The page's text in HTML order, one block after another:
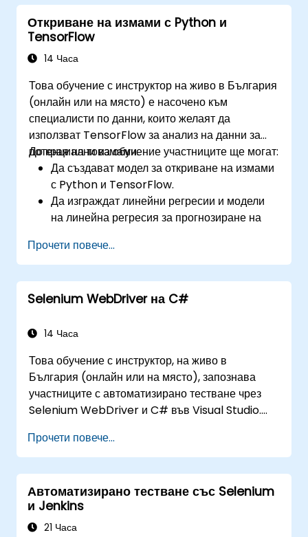
Свързват API с база данни чрез
SQLAlchemy.
Внедрят сигурност и удостоверяване в API,
използвайки инструментите на FastAPI.
внедряват уеб API на сървър в облак.
Откриване на измами с Python и
TensorFlow
14 Часа
Това обучение с инструктор на живо в България
(онлайн или на място) е насочено към
специалисти по данни, които желаят да
използват TensorFlow за анализ на данни за
потенциални измами.
До края на това обучение участниците ще могат:
Да създават модел за откриване на измами
с Python и TensorFlow.
Да изграждат линейни регресии и модели
на линейна регресия за прогнозиране на
Да разработят цялостно AI приложение за
анализ на данни за измами.
Прочети повече...
Selenium WebDriver на C#
14 Часа
Това обучение с инструктор, на живо в
България (онлайн или на място), запознава
участниците с автоматизирано тестване чрез
Selenium WebDriver и C# във Visual Studio.
желаете да го освежите, разгледайте курса: C#
за инженери по автоматизирано тестване.
Прочети повече...
Автоматизирано тестване със Selenium
и Jenkins
21 Часа